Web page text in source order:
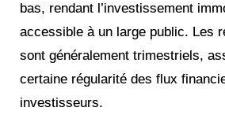
bas, rendant l’investissement
accessible à un large public. Les
sont généralement trimestriels,
certaine régularité des flux
investisseurs.